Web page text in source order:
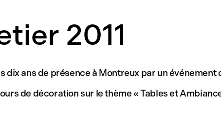
2011
dix ans de présence à Montreux par un
de décoration sur le thème « Tables et